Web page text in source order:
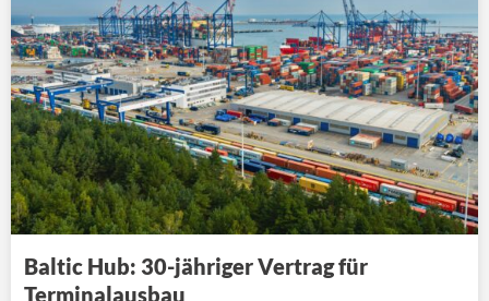
Baltic Hub: 30-jähriger Vertrag für
Terminalausbau